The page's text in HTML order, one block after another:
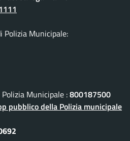
Polizia Municipale:
Municipale :800187500
pubblico della Polizia municipale